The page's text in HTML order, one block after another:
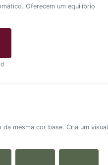
Oferecem um equilíbrio
mesma cor base. Cria um visual